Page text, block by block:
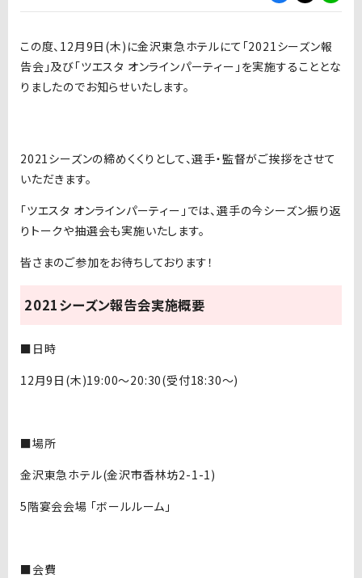
この度、12月9日(木)に金沢東急ホテルにて「2021シーズン報
告会」及び「ツエスタ オンラインパーティー」を実施することとな
りましたのでお知らせいたします。
2021シーズンの締めくくりとして、選手・監督がご挨拶をさせて
いただきます。
「ツエスタ オンラインパーティー」では、選手の今シーズン振り返
りトークや抽選会も実施いたします。
皆さまのご参加をお待ちしております！
2021シーズン報告会実施概要
■日時
12月9日(木)19:00〜20:30(受付18:30〜)
■場所
金沢東急ホテル(金沢市香林坊2-1-1)
5階宴会会場 ｢ボールルーム｣
■会費